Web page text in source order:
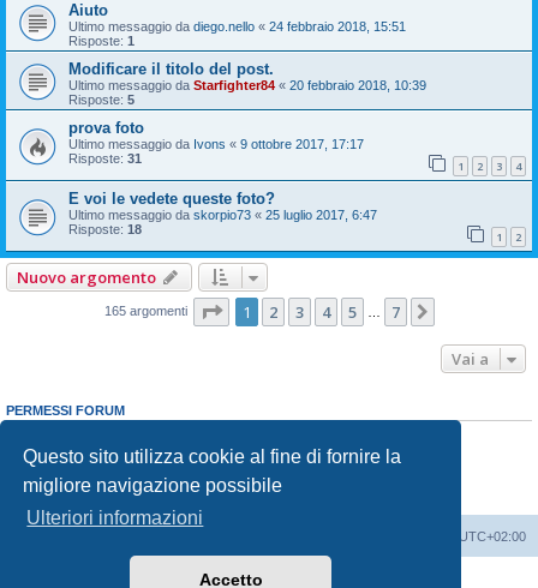
Questo sito utilizza cookie al fine di fornire la
migliore navigazione possibile
Ulteriori informazioni
Accetto
Aiuto
Ultimo messaggio da diego.nello « 24 febbraio 2018, 15:51
Risposte: 1
Modificare il titolo del post.
Ultimo messaggio da Starfighter84 « 20 febbraio 2018, 10:39
Risposte: 5
prova foto
Ultimo messaggio da Ivons « 9 ottobre 2017, 17:17
Risposte: 31 1 2 3 4
E voi le vedete queste foto?
Ultimo messaggio da skorpio73 « 25 luglio 2017, 6:47
Risposte: 18 1 2
Nuovo argomento
165 argomenti Pagina di
1 2 3 4 5 7
Vai a
PERMESSI FORUM
Non puoirispondere negli argomenti
Non puoimodificare i tuoi messaggi
Non puoicancellare i tuoi messaggi
Non puoi
inviare allegati
UTC+02:00
phpBB® Forum Software © phpBB Limited